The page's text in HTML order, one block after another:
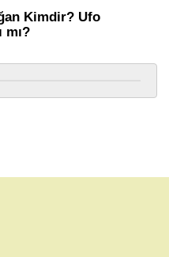
Kimdir? Ufo
mı?